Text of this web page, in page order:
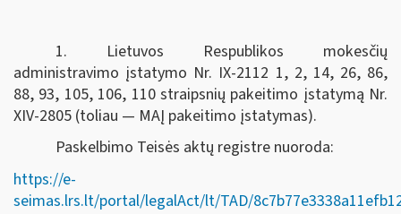
1. Lietuvos Respublikos mokesčių
administravimo įstatymo Nr. IX-2112 1, 2, 14, 26, 86,
88, 93, 105, 106, 110 straipsnių pakeitimo įstatymą Nr.
XIV-2805 (toliau — MAĮ pakeitimo įstatymas).
Paskelbimo Teisės aktų registre nuoroda:
https://e-
seimas.lrs.lt/portal/legalAct/lt/TAD/